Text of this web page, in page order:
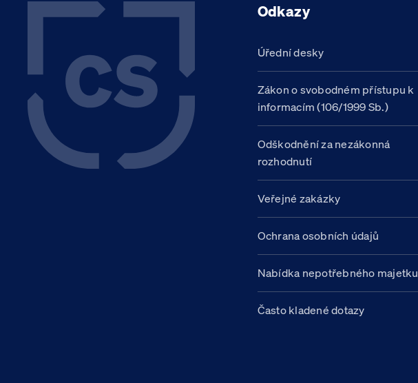
Odkazy
Úřední desky
Zákon o svobodném přístupu k
informacím (106/1999 Sb.)
Odškodnění za nezákonná
rozhodnutí
Veřejné zakázky
Ochrana osobních údajů
Nabídka nepotřebného majetku
Často kladené dotazy